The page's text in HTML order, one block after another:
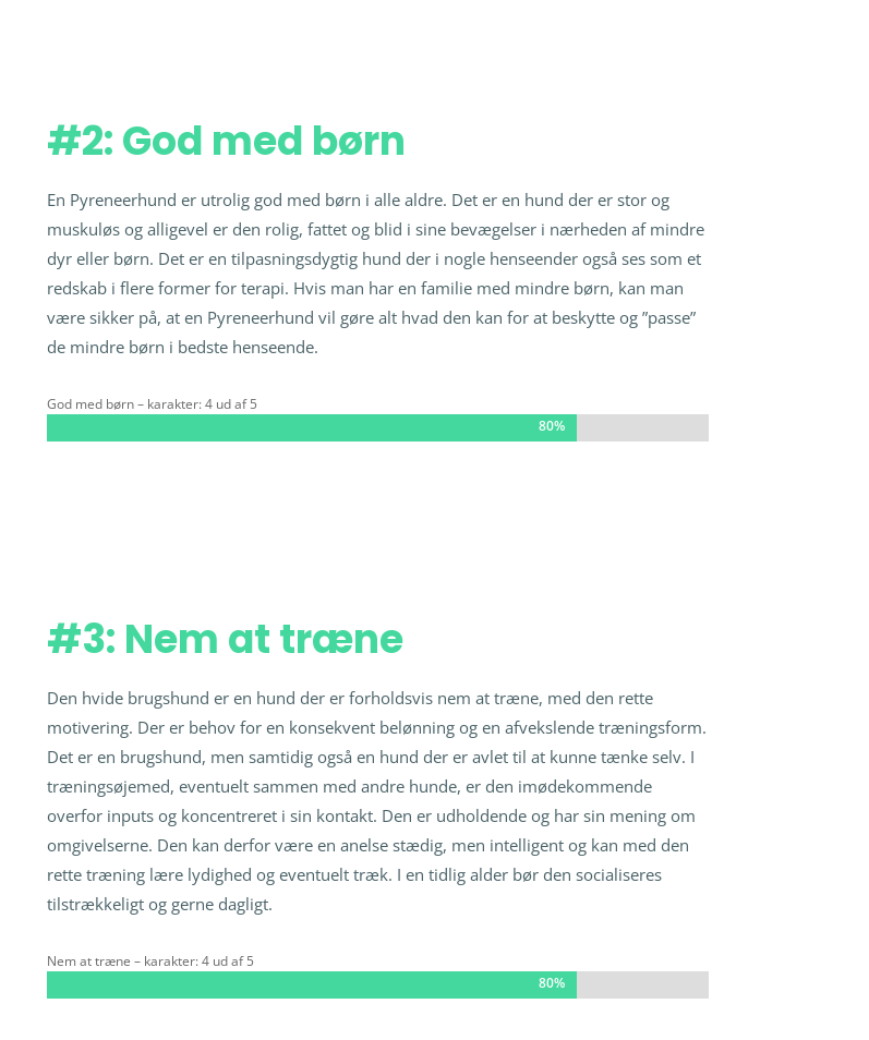
#2: God med børn
En Pyreneerhund er utrolig god med børn i alle aldre. Det er en hund der er stor og
muskuløs og alligevel er den rolig, fattet og blid i sine bevægelser i nærheden af mindre
dyr eller børn. Det er en tilpasningsdygtig hund der i nogle henseender også ses som et
redskab i flere former for terapi. Hvis man har en familie med mindre børn, kan man
være sikker på, at en Pyreneerhund vil gøre alt hvad den kan for at beskytte og ”passe”
de mindre børn i bedste henseende.
God med børn – karakter: 4 ud af 5
80%
#3: Nem at træne
Den hvide brugshund er en hund der er forholdsvis nem at træne, med den rette
motivering. Der er behov for en konsekvent belønning og en afvekslende træningsform.
Det er en brugshund, men samtidig også en hund der er avlet til at kunne tænke selv. I
træningsøjemed, eventuelt sammen med andre hunde, er den imødekommende
overfor inputs og koncentreret i sin kontakt. Den er udholdende og har sin mening om
omgivelserne. Den kan derfor være en anelse stædig, men intelligent og kan med den
rette træning lære lydighed og eventuelt træk. I en tidlig alder bør den socialiseres
tilstrækkeligt og gerne dagligt.
Nem at træne – karakter: 4 ud af 5
80%